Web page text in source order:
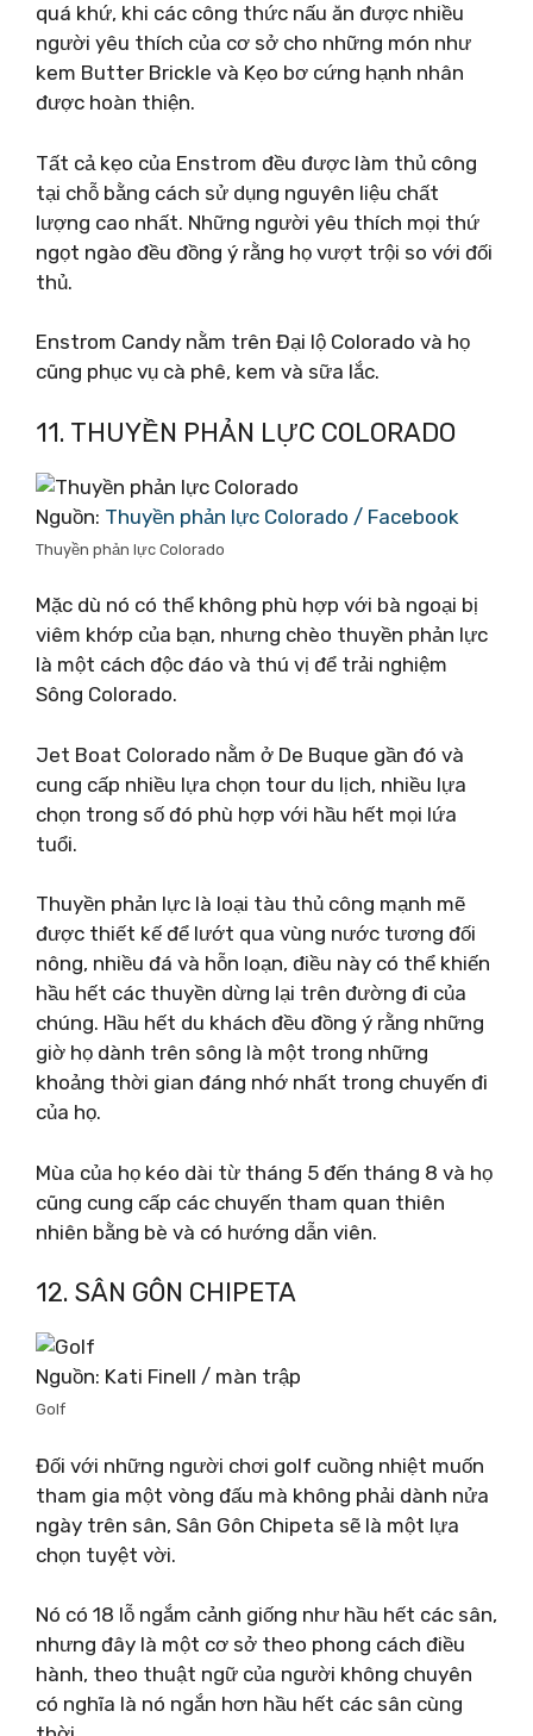
quá khứ, khi các công thức nấu ăn được nhiều
người yêu thích của cơ sở cho những món như
kem Butter Brickle và Kẹo bơ cứng hạnh nhân
được hoàn thiện.
Tất cả kẹo của Enstrom đều được làm thủ công
tại chỗ bằng cách sử dụng nguyên liệu chất
lượng cao nhất. Những người yêu thích mọi thứ
ngọt ngào đều đồng ý rằng họ vượt trội so với đối
thủ.
Enstrom Candy nằm trên Đại lộ Colorado và họ
cũng phục vụ cà phê, kem và sữa lắc.
11. THUYỀN PHẢN LỰC COLORADO
Nguồn: Thuyền phản lực Colorado / Facebook
Thuyền phản lực Colorado
Mặc dù nó có thể không phù hợp với bà ngoại bị
viêm khớp của bạn, nhưng chèo thuyền phản lực
là một cách độc đáo và thú vị để trải nghiệm
Sông Colorado.
Jet Boat Colorado nằm ở De Buque gần đó và
cung cấp nhiều lựa chọn tour du lịch, nhiều lựa
chọn trong số đó phù hợp với hầu hết mọi lứa
tuổi.
Thuyền phản lực là loại tàu thủ công mạnh mẽ
được thiết kế để lướt qua vùng nước tương đối
nông, nhiều đá và hỗn loạn, điều này có thể khiến
hầu hết các thuyền dừng lại trên đường đi của
chúng. Hầu hết du khách đều đồng ý rằng những
giờ họ dành trên sông là một trong những
khoảng thời gian đáng nhớ nhất trong chuyến đi
của họ.
Mùa của họ kéo dài từ tháng 5 đến tháng 8 và họ
cũng cung cấp các chuyến tham quan thiên
nhiên bằng bè và có hướng dẫn viên.
12. SÂN GÔN CHIPETA
Nguồn: Kati Finell / màn trập
Golf
Đối với những người chơi golf cuồng nhiệt muốn
tham gia một vòng đấu mà không phải dành nửa
ngày trên sân, Sân Gôn Chipeta sẽ là một lựa
chọn tuyệt vời.
Nó có 18 lỗ ngắm cảnh giống như hầu hết các sân,
nhưng đây là một cơ sở theo phong cách điều
hành, theo thuật ngữ của người không chuyên
có nghĩa là nó ngắn hơn hầu hết các sân cùng